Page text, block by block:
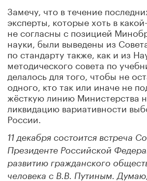
Замечу, что в течение
эксперты, которые хоть в
не согласны с позицией
науки, были выведены из
по стандарту также, как и из
методического совета по
делалось для того, чтобы не
одного, кто так или иначе не
жёсткую линию Министерства
ликвидацию вариативности
России.
11 декабря состоится встреча
Президенте Российской
развитию гражданского
человека с В.В. Путиным.